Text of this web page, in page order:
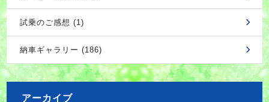
試乗のご感想 (1)
納車ギャラリー (186)
アーカイブ